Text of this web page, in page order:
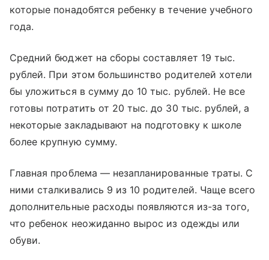
которые понадобятся ребенку в течение учебного
года.
Средний бюджет на сборы составляет 19 тыс.
рублей. При этом большинство родителей хотели
бы уложиться в сумму до 10 тыс. рублей. Не все
готовы потратить от 20 тыс. до 30 тыс. рублей, а
некоторые закладывают на подготовку к школе
более крупную сумму.
Главная проблема — незапланированные траты. С
ними сталкивались 9 из 10 родителей. Чаще всего
дополнительные расходы появляются из-за того,
что ребенок неожиданно вырос из одежды или
обуви.